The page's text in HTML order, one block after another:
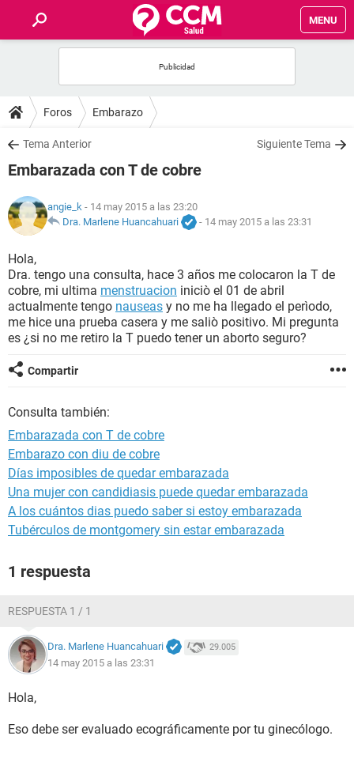
MENU
FOROS
SALUD
NUTRICIÓN
BIENESTAR
SEXUALIDAD
GLOSARIO
Foros Embarazo
Tema Anterior Siguiente Tema
Embarazada con T de cobre
angie_k - 14 may 2015 a las 23:20
Dra. Marlene Huancahuari
- 14 may 2015 a las 23:31
Hola,
Dra. tengo una consulta, hace 3 años me colocaron la T de
cobre, mi ultima menstruacion iniciò el 01 de abril
actualmente tengo nauseas y no me ha llegado el perìodo,
me hice una prueba casera y me saliò positivo. Mi pregunta
es ¿si no me retiro la T puedo tener un aborto seguro?
Compartir
Consulta también:
Embarazada con T de cobre
Embarazo con diu de cobre
Días imposibles de quedar embarazada
Una mujer con candidiasis puede quedar embarazada
A los cuántos dias puedo saber si estoy embarazada
Tubérculos de montgomery sin estar embarazada
1 respuesta
RESPUESTA 1 / 1
Dra. Marlene Huancahuari 29.005
14 may 2015 a las 23:31
Hola,
Eso debe ser evaluado ecográficamente por tu ginecólogo.